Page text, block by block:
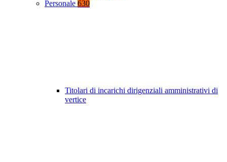
Personale 630
Titolari di incarichi dirigenziali amministrativi di
vertice